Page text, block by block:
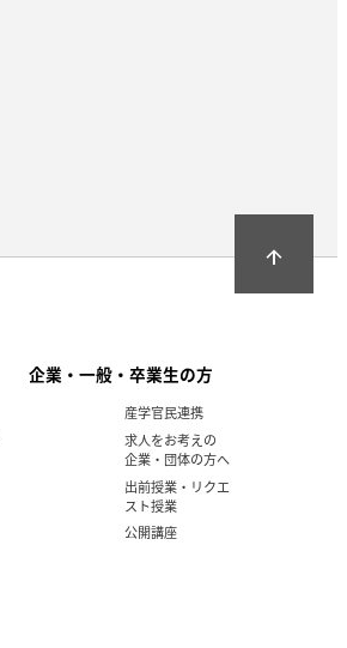
arrow_upward
企業・一般・卒業生の方
産学官民連携
求人をお考えの
企業・団体の方へ
出前授業・リクエ
スト授業
公開講座